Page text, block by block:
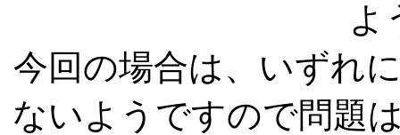
よ
今回の場合は、いずれ
ないようですので問題